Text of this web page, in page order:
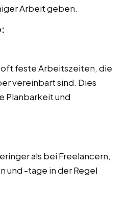
Arbeit geben.
feste Arbeitszeiten, die
vereinbart sind. Dies
Planbarkeit und
als bei Freelancern,
und -tage in der Regel